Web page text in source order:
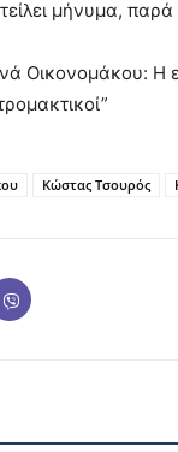
μήνυμα,
Οικονομάκου: Η
Κώστας Τσουρός